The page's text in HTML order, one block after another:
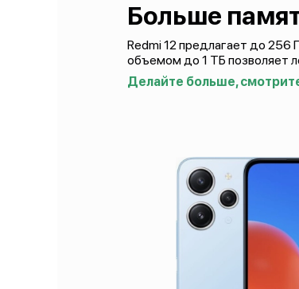
Больше
Redmi 12 предлагает до 256
объемом до 1 ТБ позволяет
Делайте больше,